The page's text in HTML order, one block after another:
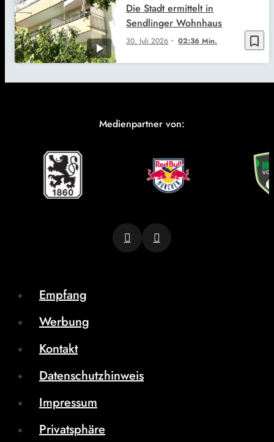
bookmark_border
30. Juli 2026 02:36 Min.
Die Stadt ermittelt in
Sendlinger Wohnhaus
Medienpartner von:
Empfang
Werbung
Kontakt
Datenschutzhinweis
Impressum
Privatsphäre